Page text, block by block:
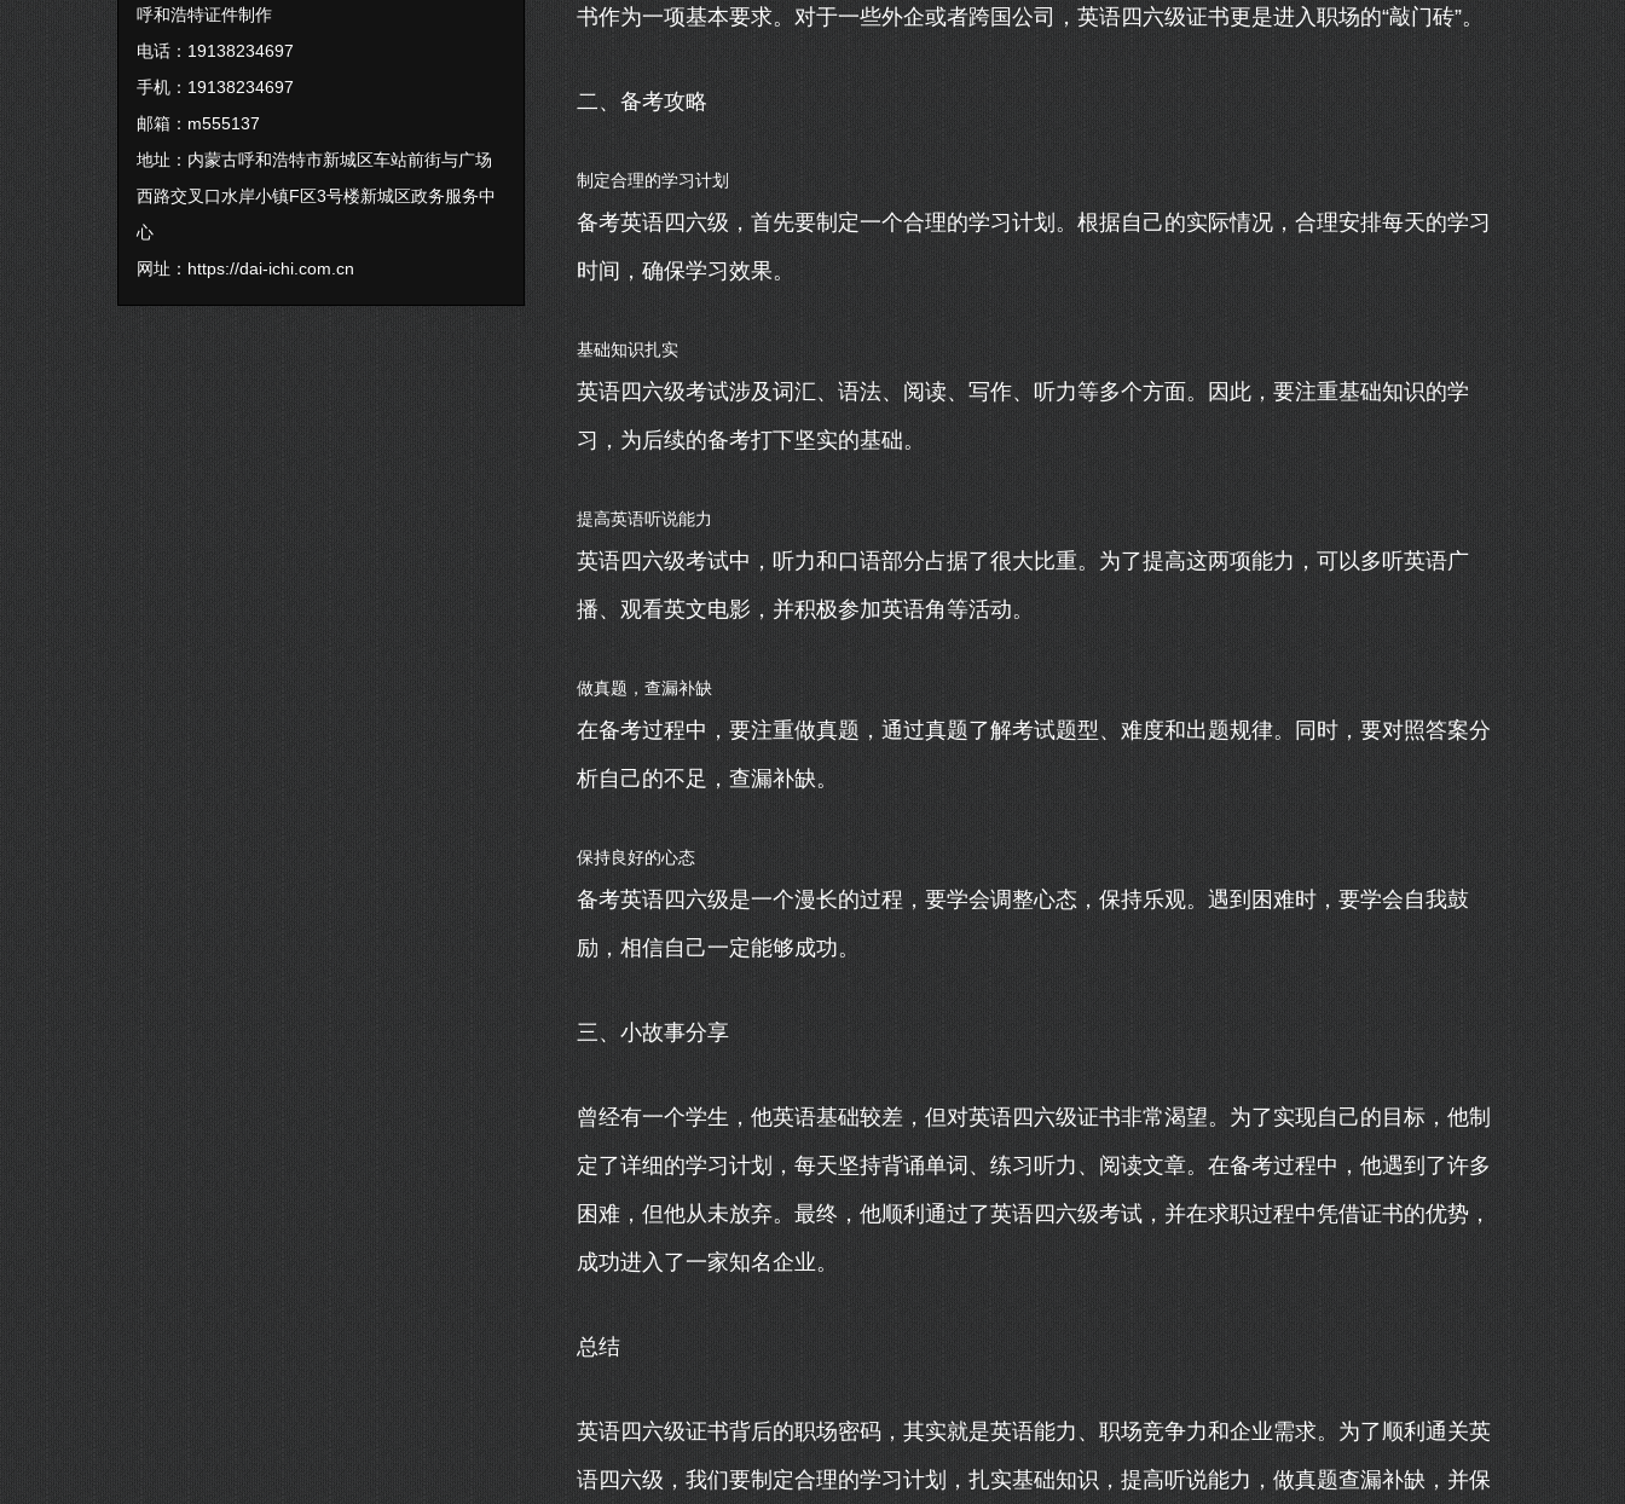
呼和浩特证件制作
电话：19138234697
手机：19138234697
邮箱：m555137
地址：内蒙古呼和浩特市新城区车站前街与广场
西路交叉口水岸小镇F区3号楼新城区政务服务中
心
网址： https://dai-ichi.com.cn
书作为一项基本要求。对于一些外企或者跨国公司，英语四六级证书更是进入职场的“敲门砖”。
二、备考攻略
制定合理的学习计划
备考英语四六级，首先要制定一个合理的学习计划。根据自己的实际情况，合理安排每天的学习
时间，确保学习效果。
基础知识扎实
英语四六级考试涉及词汇、语法、阅读、写作、听力等多个方面。因此，要注重基础知识的学
习，为后续的备考打下坚实的基础。
提高英语听说能力
英语四六级考试中，听力和口语部分占据了很大比重。为了提高这两项能力，可以多听英语广
播、观看英文电影，并积极参加英语角等活动。
做真题，查漏补缺
在备考过程中，要注重做真题，通过真题了解考试题型、难度和出题规律。同时，要对照答案分
析自己的不足，查漏补缺。
保持良好的心态
备考英语四六级是一个漫长的过程，要学会调整心态，保持乐观。遇到困难时，要学会自我鼓
励，相信自己一定能够成功。
三、小故事分享
曾经有一个学生，他英语基础较差，但对英语四六级证书非常渴望。为了实现自己的目标，他制
定了详细的学习计划，每天坚持背诵单词、练习听力、阅读文章。在备考过程中，他遇到了许多
困难，但他从未放弃。最终，他顺利通过了英语四六级考试，并在求职过程中凭借证书的优势，
成功进入了一家知名企业。
总结
英语四六级证书背后的职场密码，其实就是英语能力、职场竞争力和企业需求。为了顺利通关英
语四六级，我们要制定合理的学习计划，扎实基础知识，提高听说能力，做真题查漏补缺，并保